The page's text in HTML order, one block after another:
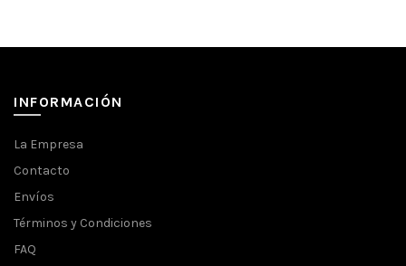
INFORMACIÓN
La Empresa
Contacto
Envíos
Términos y Condiciones
FAQ